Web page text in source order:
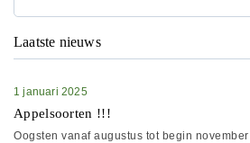
Laatste nieuws
1 januari 2025
Appelsoorten !!!
Oogsten vanaf augustus tot begin